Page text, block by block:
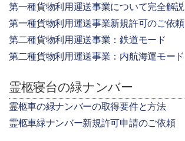
第一種貨物利用運送事業について完全解説
第一種貨物利用運送事業新規許可のご依頼
第二種貨物利用運送事業：鉄道モード
第二種貨物利用運送事業：内航海運モード
霊柩寝台の緑ナンバー
霊柩車の緑ナンバーの取得要件と方法
霊柩車緑ナンバー新規許可申請のご依頼